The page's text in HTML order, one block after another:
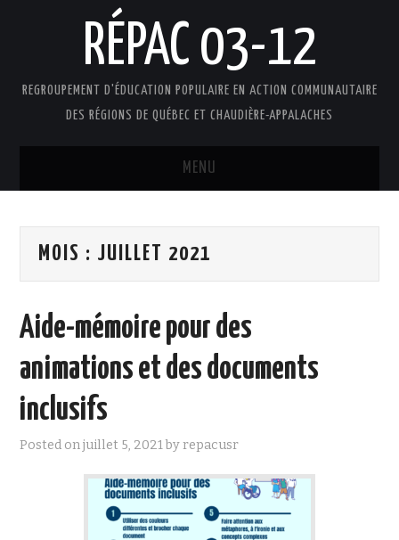
RÉPAC 03-12
REGROUPEMENT D'ÉDUCATION POPULAIRE EN ACTION COMMUNAUTAIRE
DES RÉGIONS DE QUÉBEC ET CHAUDIÈRE-APPALACHES
MENU
PRÉSENTATION
FAIRE UN DON !
NOUS JOINDRE
MOIS : JUILLET 2021
Aide-mémoire pour des
animations et des documents
inclusifs
Posted onjuillet 5, 2021byrepacusr